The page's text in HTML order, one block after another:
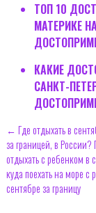
ТОП 10
МАТЕРИКЕ
КАКИЕ
САНКТ-
← Где отдыхать в
за границей, в России?
отдыхать с ребенком в
куда поехать на море с
сентябре за границу